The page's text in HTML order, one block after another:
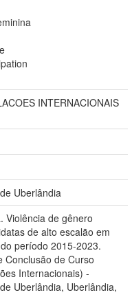
INTERNACIONAIS
Uberlândia
Violência de gênero
de alto escalão em
período 2015-2023.
Conclusão de Curso
Internacionais) -
Uberlândia, Uberlândia,